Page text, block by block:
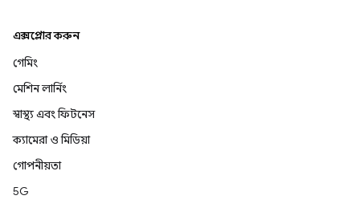
এক্সপ্লোর করুন
গেমিং
মেশিন লার্নিং
স্বাস্থ্য এবং ফিটনেস
ক্যামেরা ও মিডিয়া
গোপনীয়তা
5G